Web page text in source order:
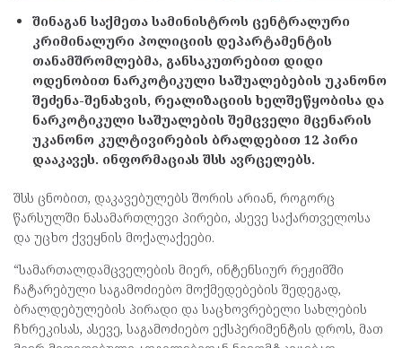
შინაგან საქმეთა სამინისტროს ცენტრალური
კრიმინალური პოლიციის დეპარტამენტის
თანამშრომლებმა, განსაკუთრებით დიდი
ოდენობით ნარკოტიკული საშუალებების უკანონო
შეძენა-შენახვის, რეალიზაციის ხელშეწყობისა და
ნარკოტიკული საშუალების შემცველი მცენარის
უკანონო კულტივირების ბრალდებით 12 პირი
დააკავეს. ინფორმაციას შსს ავრცელებს.
შსს ცნობით, დაკავებულებს შორის არიან, როგორც
წარსულში ნასამართლევი პირები, ასევე საქართველოსა
და უცხო ქვეყნის მოქალაქეები.
“სამართალდამცველების მიერ, ინტენსიურ რეჟიმში
ჩატარებული საგამოძიებო მოქმედებების შედეგად,
ბრალდებულების პირადი და საცხოვრებელი სახლების
ჩხრეკისას, ასევე, საგამოძიებო ექსპერიმენტის დროს, მათ